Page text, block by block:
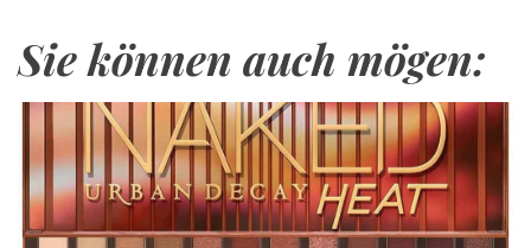
Sie können auch mögen: